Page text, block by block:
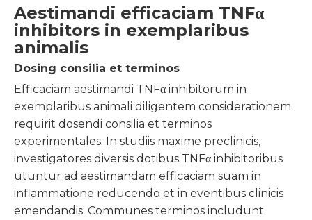
Aestimandi efficaciam TNFα
inhibitors in exemplaribus
animalis
Dosing consilia et terminos
Efficaciam aestimandi TNFα inhibitorum in
exemplaribus animali diligentem considerationem
requirit dosendi consilia et terminos
experimentales. In studiis maxime preclinicis,
investigatores diversis dotibus TNFα inhibitoribus
utuntur ad aestimandam efficaciam suam in
inflammatione reducendo et in eventibus clinicis
emendandis. Communes terminos includunt